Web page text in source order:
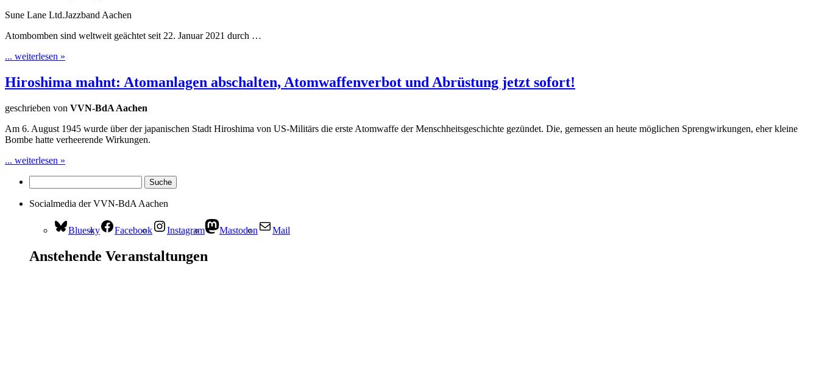
Sune Lane Ltd.Jazzband Aachen
Atombomben sind weltweit geächtet seit 22. Januar 2021 durch …
... weiterlesen »
Hiroshima mahnt: Atomanlagen abschalten, Atomwaffenverbot und Abrüstung jetzt sofort!
geschrieben von VVN-BdA Aachen
Am 6. August 1945 wurde über der japanischen Stadt Hiroshima von US-Militärs die erste Atomwaffe der Menschheitsgeschichte gezündet. Die, gemessen an heute möglichen Sprengwirkungen, eher kleine
Bombe hatte verheerende Wirkungen.
... weiterlesen »
Socialmedia der VVN-BdA Aachen
Bluesky Facebook Instagram Mastodon Mail
Anstehende Veranstaltungen